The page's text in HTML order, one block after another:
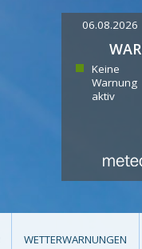
06.08.2026
Keine
Warnung
aktiv
WETTERWARNUNGEN